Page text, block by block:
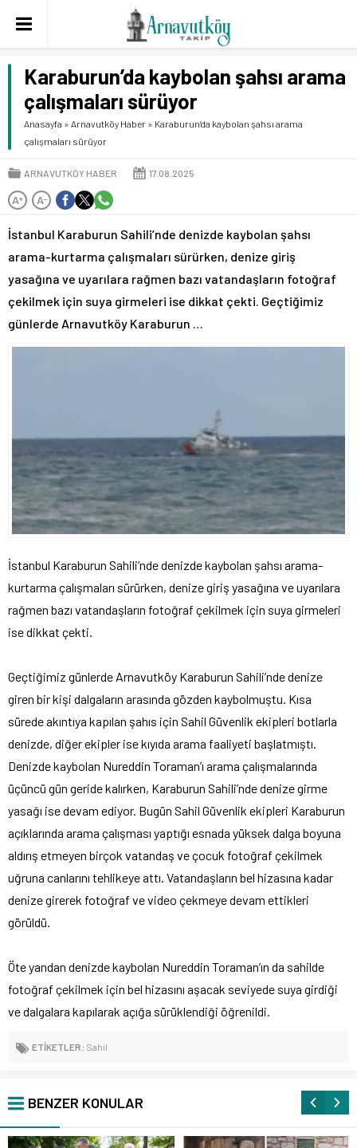
Karaburun’da kaybolan şahsı arama
çalışmaları sürüyor
Anasayfa » Arnavutköy Haber » Karaburun’da kaybolan şahsı arama
çalışmaları sürüyor
ARNAVUTKÖY HABER 17.08.2025
A+ A-
İstanbul Karaburun Sahili’nde denizde kaybolan şahsı
arama-kurtarma çalışmaları sürürken, denize giriş
yasağına ve uyarılara rağmen bazı vatandaşların fotoğraf
çekilmek için suya girmeleri ise dikkat çekti. Geçtiğimiz
günlerde Arnavutköy Karaburun …
İstanbul Karaburun Sahili’nde denizde kaybolan şahsı arama-
kurtarma çalışmaları sürürken, denize giriş yasağına ve uyarılara
rağmen bazı vatandaşların fotoğraf çekilmek için suya girmeleri
ise dikkat çekti.
Geçtiğimiz günlerde Arnavutköy Karaburun Sahili’nde denize
giren bir kişi dalgaların arasında gözden kaybolmuştu. Kısa
sürede akıntıya kapılan şahıs için Sahil Güvenlik ekipleri botlarla
denizde, diğer ekipler ise kıyıda arama faaliyeti başlatmıştı.
Denizde kaybolan Nureddin Toraman’ı arama çalışmalarında
üçüncü gün geride kalırken, Karaburun Sahili’nde denize girme
yasağı ise devam ediyor. Bugün Sahil Güvenlik ekipleri Karaburun
açıklarında arama çalışması yaptığı esnada yüksek dalga boyuna
aldırış etmeyen birçok vatandaş ve çocuk fotoğraf çekilmek
uğruna canlarını tehlikeye attı. Vatandaşların bel hizasına kadar
denize girerek fotoğraf ve video çekmeye devam ettikleri
görüldü.
Öte yandan denizde kaybolan Nureddin Toraman’ın da sahilde
fotoğraf çekilmek için bel hizasını aşacak seviyede suya girdiği
ve dalgalara kapılarak açığa sürüklendiği öğrenildi.
ETİKETLER: Sahil
BENZER KONULAR